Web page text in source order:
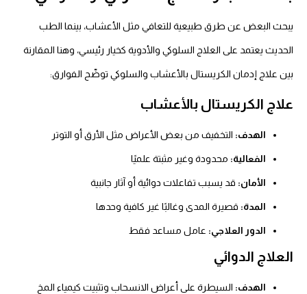
يبحث البعض عن طرق طبيعية للتعافي مثل الأعشاب، بينما الطب
الحديث يعتمد على العلاج السلوكي والأدوية كخيار رئيسي، وهنا المقارنة
بين علاج إدمان الكريستال بالأعشاب والسلوكي توضّح الفوارق:
علاج الكريستال بالأعشاب
الهدف: التخفيف من بعض الأعراض مثل الأرق أو التوتر
الفعالية: محدودة وغير مثبتة علميًا
الأمان: قد يسبب تفاعلات دوائية أو آثار جانبية
المدة: قصيرة المدى وغالبًا غير كافية وحدها
الدور العلاجي: عامل مساعد فقط
العلاج الدوائي
الهدف: السيطرة على أعراض الانسحاب وتثبيت كيمياء المخ